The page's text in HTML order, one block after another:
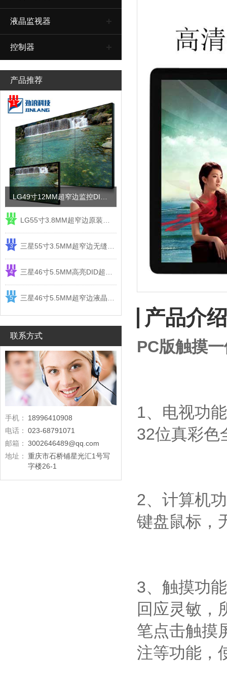
液晶监视器
控制器
产品推荐
1
2
3
4
5
联系方式
手机：
18996410908
电话： 023-68791071
邮箱： 3002646489@qq.com
地址： 重庆市石桥铺星光汇1号写
字楼26-1
产品介绍
PC版触摸
1、电视功
32位真彩色
2、计算机
键盘鼠标，
3、触摸功
回应灵敏，
笔点击触摸
注等功能，